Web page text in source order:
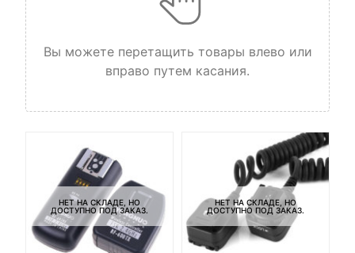
Вы можете перетащить товары влево или
вправо путем касания.
НЕТ НА СКЛАДЕ, НО
ДОСТУПНО ПОД ЗАКАЗ.
НЕТ НА СКЛАДЕ, НО
ДОСТУПНО ПОД ЗАКАЗ.